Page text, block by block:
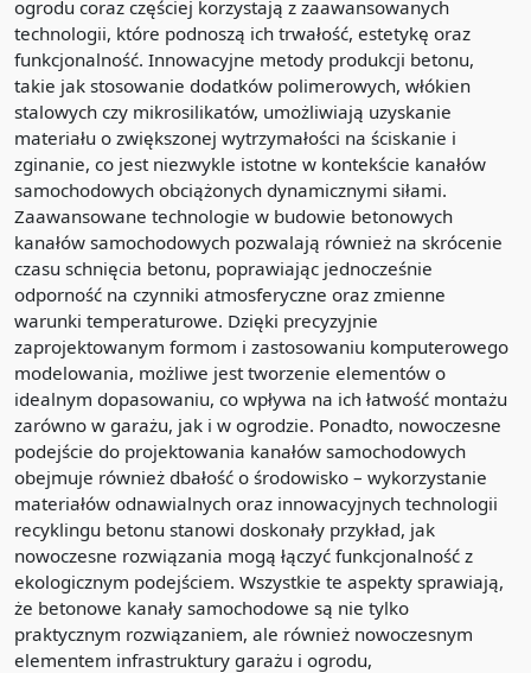
ogrodu coraz częściej korzystają z zaawansowanych
technologii, które podnoszą ich trwałość, estetykę oraz
funkcjonalność. Innowacyjne metody produkcji betonu,
takie jak stosowanie dodatków polimerowych, włókien
stalowych czy mikrosilikatów, umożliwiają uzyskanie
materiału o zwiększonej wytrzymałości na ściskanie i
zginanie, co jest niezwykle istotne w kontekście kanałów
samochodowych obciążonych dynamicznymi siłami.
Zaawansowane technologie w budowie betonowych
kanałów samochodowych pozwalają również na skrócenie
czasu schnięcia betonu, poprawiając jednocześnie
odporność na czynniki atmosferyczne oraz zmienne
warunki temperaturowe. Dzięki precyzyjnie
zaprojektowanym formom i zastosowaniu komputerowego
modelowania, możliwe jest tworzenie elementów o
idealnym dopasowaniu, co wpływa na ich łatwość montażu
zarówno w garażu, jak i w ogrodzie. Ponadto, nowoczesne
podejście do projektowania kanałów samochodowych
obejmuje również dbałość o środowisko – wykorzystanie
materiałów odnawialnych oraz innowacyjnych technologii
recyklingu betonu stanowi doskonały przykład, jak
nowoczesne rozwiązania mogą łączyć funkcjonalność z
ekologicznym podejściem. Wszystkie te aspekty sprawiają,
że betonowe kanały samochodowe są nie tylko
praktycznym rozwiązaniem, ale również nowoczesnym
elementem infrastruktury garażu i ogrodu,